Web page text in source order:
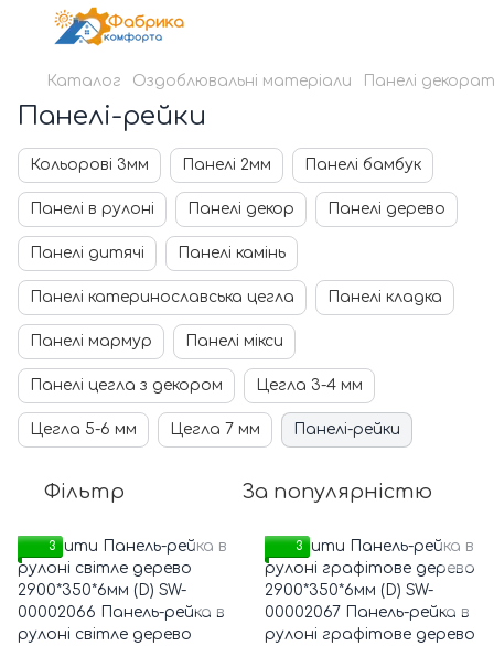
Каталог Оздоблювальні матеріали Панелі
Панелі-рейки
Кольорові 3мм Панелі 2мм Панелі бамбук
Панелі в рулоні Панелі декор Панелі дерево
Панелі дитячі Панелі камінь
Панелі катеринославська цегла Панелі кладка
Панелі мармур Панелі мікси
Панелі цегла з декором Цегла 3-4 мм
Цегла 5-6 мм Цегла 7 мм Панелі-рейки
Фільтр За популярністю
3 3